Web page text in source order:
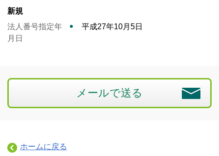
新規
法人番号指定年
月日
平成27年10月5日
メールで送る
ホームに戻る